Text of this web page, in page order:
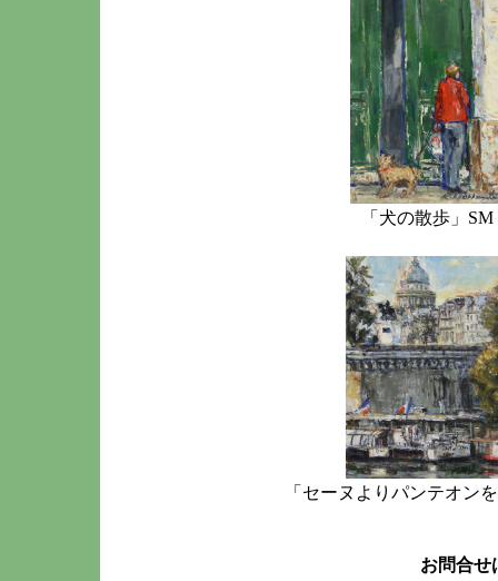
「犬の散歩」SM
「セーヌよりパンテオン
お問合せ